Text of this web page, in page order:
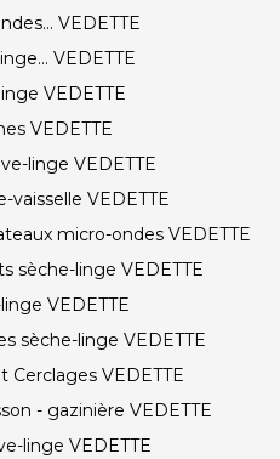
VEDETTE
VEDETTE
VEDETTE
VEDETTE
linge VEDETTE
vaisselle VEDETTE
micro-ondes VEDETTE
sèche-linge VEDETTE
VEDETTE
sèche-linge VEDETTE
Cerclages VEDETTE
- gazinière VEDETTE
linge VEDETTE